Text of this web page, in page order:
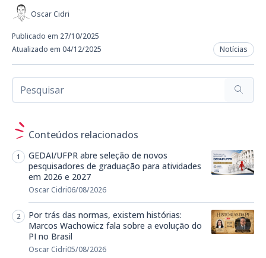
Oscar Cidri
Publicado em 27/10/2025
Atualizado em 04/12/2025
Notícias
Conteúdos relacionados
GEDAI/UFPR abre seleção de novos
pesquisadores de graduação para atividades
em 2026 e 2027
Oscar Cidri06/08/2026
Por trás das normas, existem histórias:
Marcos Wachowicz fala sobre a evolução do
PI no Brasil
Oscar Cidri05/08/2026